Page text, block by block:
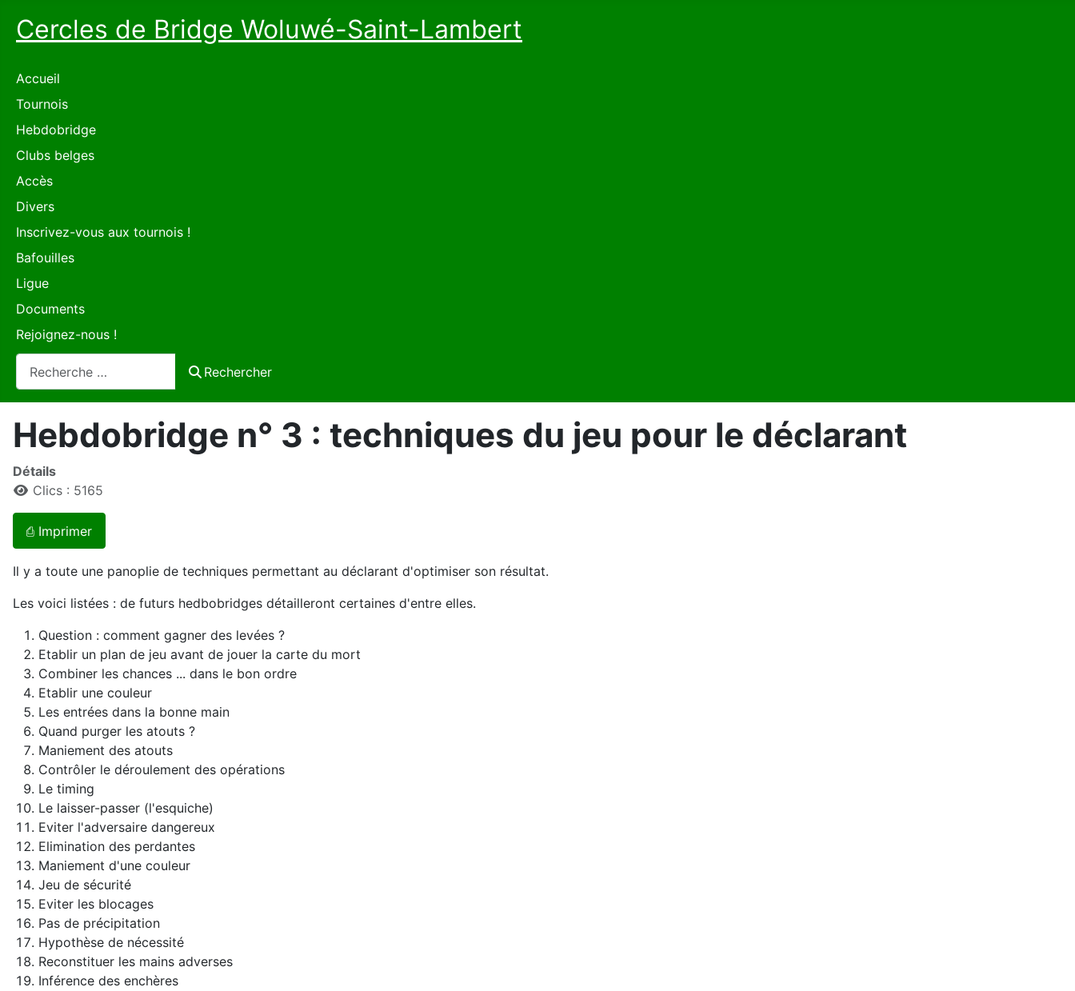
Cercles de Bridge Woluwé-Saint-Lambert
Accueil
Tournois
Hebdobridge
Clubs belges
Accès
Divers
Inscrivez-vous aux tournois !
Bafouilles
Ligue
Documents
Rejoignez-nous !
Rechercher
Hebdobridge n° 3 : techniques du jeu pour le déclarant
Détails
Clics : 5165
⎙ Imprimer
Il y a toute une panoplie de techniques permettant au déclarant d'optimiser son résultat.
Les voici listées : de futurs hedbobridges détailleront certaines d'entre elles.
Question : comment gagner des levées ?
Etablir un plan de jeu avant de jouer la carte du mort
Combiner les chances ... dans le bon ordre
Etablir une couleur
Les entrées dans la bonne main
Quand purger les atouts ?
Maniement des atouts
Contrôler le déroulement des opérations
Le timing
Le laisser-passer (l'esquiche)
Eviter l'adversaire dangereux
Elimination des perdantes
Maniement d'une couleur
Jeu de sécurité
Eviter les blocages
Pas de précipitation
Hypothèse de nécessité
Reconstituer les mains adverses
Inférence des enchères